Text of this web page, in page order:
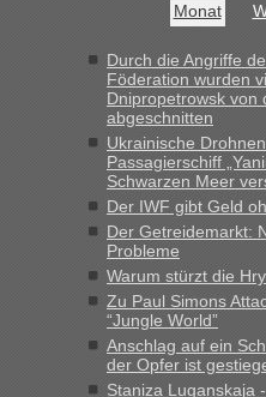
Hab´s versucht - bekomme
Strecke fahren wir nicht"
inBerichte und
die Ukraine
„Man sollte aber explizit
LeoExpress ist - und nur auf
Fahrkarten kaufen.
Verbindung von
Recht, Visa und
gebrauchter Kleidung beim
Monat
Durch die Angriffe
Föderation wurden
Dnipropetrowsk von
abgeschnitten
Ukrainische
Passagierschiff
Schwarzen Meer
Der IWF gibt Geld
Der Getreidemarkt:
Probleme
Warum stürzt die
Zu Paul Simons
“Jungle World”
Anschlag auf ein
der Opfer ist
Staniza Luganskaja